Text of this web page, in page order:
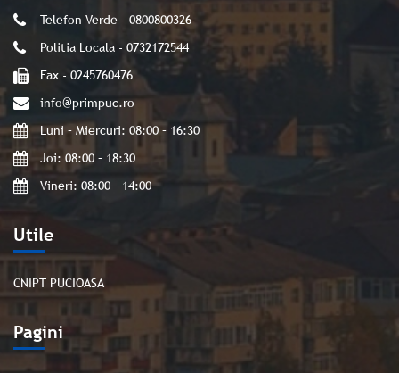
Utile
CNIPT PUCIOASA
Pagini
Telefon Verde - 0800800326
Politia Locala - 0732172544
Fax - 0245760476
info@primpuc.ro
Luni – Miercuri: 08:00 – 16:30
Joi: 08:00 – 18:30
Vineri: 08:00 – 14:00